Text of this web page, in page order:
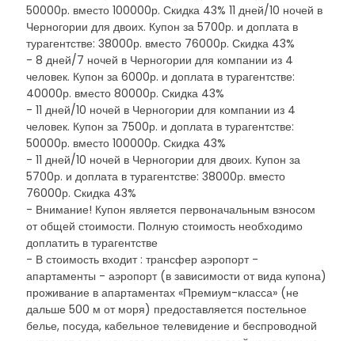
50000р. вместо 100000р. Скидка 43% 11 дней/10 ночей в
Черногории для двоих. Купон за 5700р. и доплата в
турагентстве: 38000р. вместо 76000р. Скидка 43%
- 8 дней/7 ночей в Черногории для компании из 4
человек. Купон за 6000р. и доплата в турагентстве:
40000р. вместо 80000р. Скидка 43%
- 11 дней/10 ночей в Черногории для компании из 4
человек. Купон за 7500р. и доплата в турагентстве:
50000р. вместо 100000р. Скидка 43%
- 11 дней/10 ночей в Черногории для двоих. Купон за
5700р. и доплата в турагентстве: 38000р. вместо
76000р. Скидка 43%
- Внимание! Купон является первоначальным взносом
от общей стоимости. Полную стоимость необходимо
доплатить в турагентстве
- В стоимость входит : трансфер аэропорт -
апартаменты - аэропорт (в зависимости от вида купона)
проживание в апартаментах «Премиум-класса» (не
дальше 500 м от моря) предоставляется постельное
белье, посуда, кабельное телевидение и беспроводной